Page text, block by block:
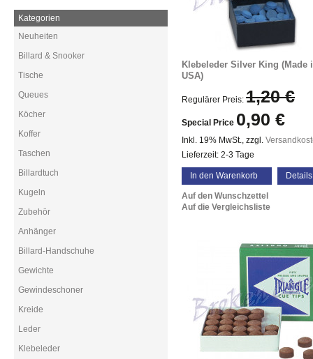
Klebeleder Silver King (Made
USA)
Regulärer Preis: 1,20 €
Special Price 0,90 €
Inkl. 19% MwSt., zzgl.
Lieferzeit: 2-3 Tage
In den Warenkorb Details
Auf den Wunschzettel
Auf die Vergleichsliste
Kategorien
Neuheiten
Billard & Snooker
Tische
Queues
Köcher
Koffer
Taschen
Billardtuch
Kugeln
Zubehör
Anhänger
Billard-Handschuhe
Gewichte
Gewindeschoner
Kreide
Leder
Klebeleder